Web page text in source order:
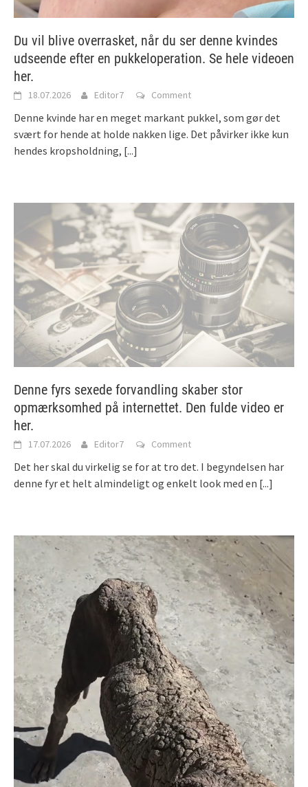
Du vil blive overrasket, når du ser denne kvindes
udseende efter en pukkeloperation. Se hele videoen
her.
18.07.2026 Editor7 Comment
Denne kvinde har en meget markant pukkel, som gør det
svært for hende at holde nakken lige. Det påvirker ikke kun
hendes kropsholdning, [...]
Denne fyrs sexede forvandling skaber stor
opmærksomhed på internettet. Den fulde video er
her.
17.07.2026 Editor7 Comment
Det her skal du virkelig se for at tro det. I begyndelsen har
denne fyr et helt almindeligt og enkelt look med en [...]